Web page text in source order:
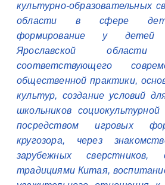
культурно-образовательных
области в сфере
формирование у детей
Ярославской области
соответствующего
общественной практики,
культур, создание условий
школьников
посредством игровых
кругозора, через
зарубежных
традициями Китая,